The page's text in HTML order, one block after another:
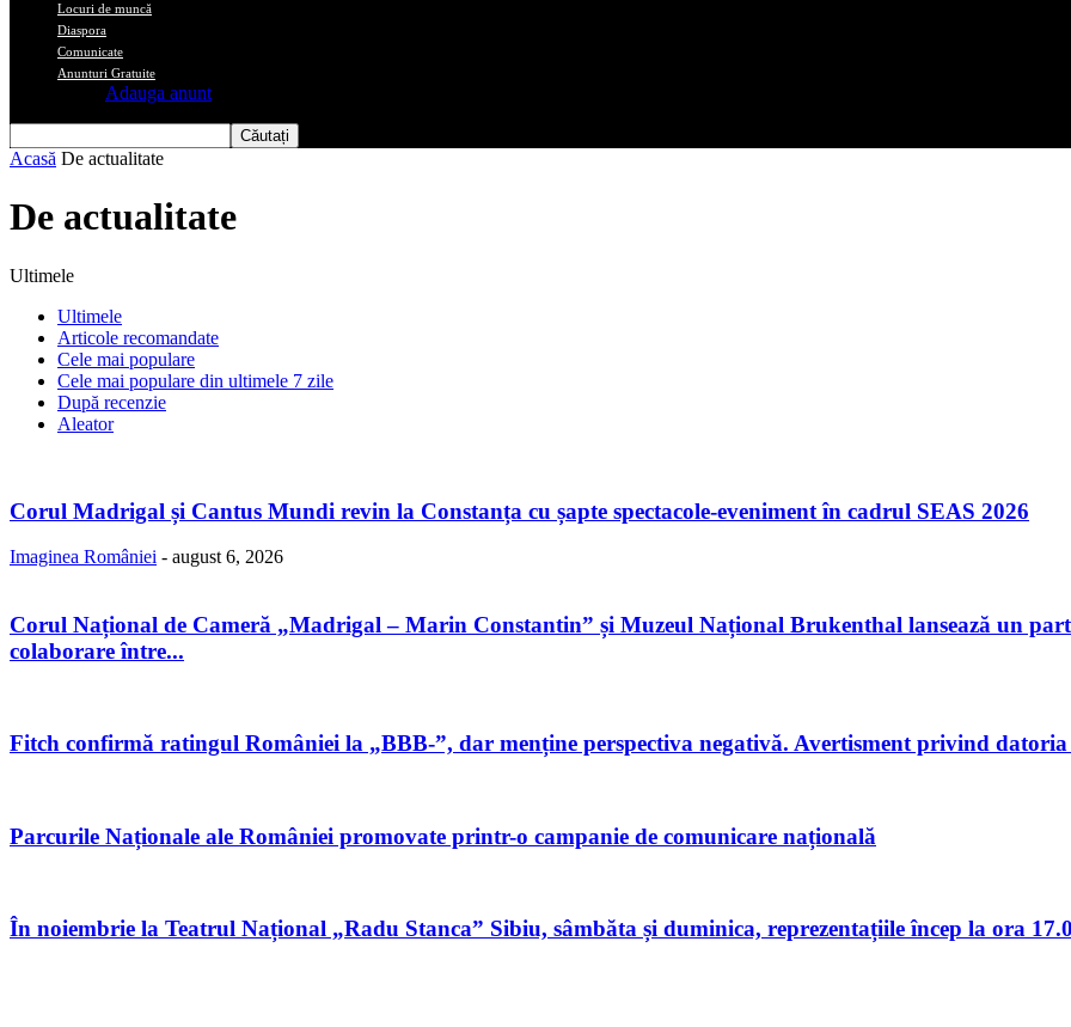
Locuri de muncă
Diaspora
Comunicate
Anunturi Gratuite
Adauga anunt
Acasă De actualitate
De actualitate
Ultimele
Ultimele
Articole recomandate
Cele mai populare
Cele mai populare din ultimele 7 zile
După recenzie
Aleator
Corul Madrigal și Cantus Mundi revin la Constanța cu șapte spectacole-eveniment în cadrul SEAS 2026
Imaginea României - august 6, 2026
Corul Național de Cameră „Madrigal – Marin Constantin” și Muzeul Național Brukenthal lansează un
colaborare între...
Fitch confirmă ratingul României la „BBB-”, dar menține perspectiva negativă. Avertisment privind
Parcurile Naționale ale României promovate printr-o campanie de comunicare națională
În noiembrie la Teatrul Național „Radu Stanca” Sibiu, sâmbăta și duminica, reprezentațiile încep la ora